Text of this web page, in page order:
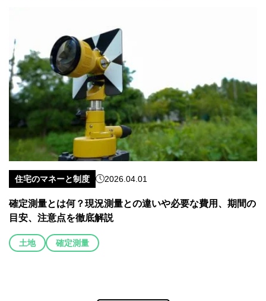
住宅のマネーと制度 2026.04.01
確定測量とは何？現況測量との違いや必要な費用、期間の
目安、注意点を徹底解説
土地 確定測量